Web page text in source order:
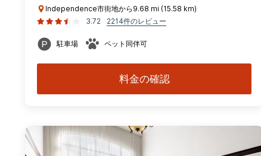
Independence市街地から9.68 mi (15.58 km)
3.72
2214件のレビュー
駐車場 ペット同伴可
料金の確認